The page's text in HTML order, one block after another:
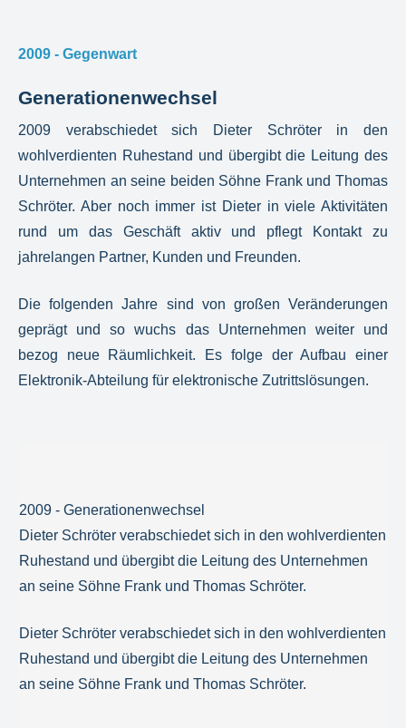
2009 - Gegenwart
Generationenwechsel
2009 verabschiedet sich Dieter Schröter in den
wohlverdienten Ruhestand und übergibt die Leitung des
Unternehmen an seine beiden Söhne Frank und Thomas
Schröter. Aber noch immer ist Dieter in viele Aktivitäten
rund um das Geschäft aktiv und pflegt Kontakt zu
jahrelangen Partner, Kunden und Freunden.
Die folgenden Jahre sind von großen Veränderungen
geprägt und so wuchs das Unternehmen weiter und
bezog neue Räumlichkeit. Es folge der Aufbau einer
Elektronik-Abteilung für elektronische Zutrittslösungen.
2009 - Generationenwechsel
Dieter Schröter verabschiedet sich in den wohlverdienten
Ruhestand und übergibt die Leitung des Unternehmen
an seine Söhne Frank und Thomas Schröter.
Dieter Schröter verabschiedet sich in den wohlverdienten
Ruhestand und übergibt die Leitung des Unternehmen
an seine Söhne Frank und Thomas Schröter.